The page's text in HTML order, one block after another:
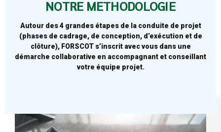
NOTRE METHODOLOGIE
Autour des 4 grandes étapes de la conduite de projet
(phases de cadrage, de conception, d’exécution et de
clôture), FORSCOT s’inscrit avec vous dans une
démarche collaborative en accompagnant et conseillant
votre équipe projet.